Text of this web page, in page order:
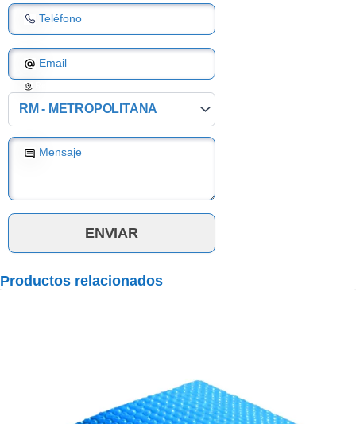
Teléfono
Email
Mensaje
Productos relacionados